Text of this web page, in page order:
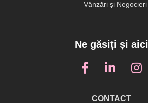
Vânzări și Negocieri
Ne găsiți și aici
CONTACT